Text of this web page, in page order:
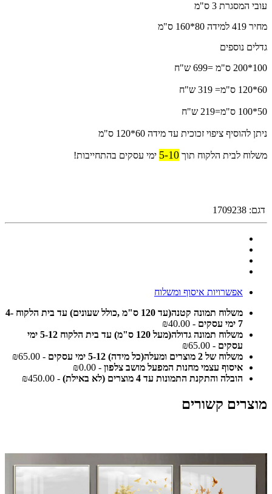
עובי המסגרת 3 ס"מ
מחיר 419 למידה 80*160 ס"מ
גדלים נוספים
100*200 ס"מ =699 ש"ח
60*120 ס"מ= 319 ש"ח
50*100 ס"מ=219 ש"ח
ניתן להוסיף ציפוי זכוכית עד מידה 60*120 ס"מ
משלוח לבית הלקוח תוך 5-10 ימי עסקים בהתחייבות!
דגם: 1709238
אפשרויות איסוף ומשלוח
משלוח תמונה קטנה(עד 120 ס"מ ,כולל שעונים) עד בית הלקוח 4-
7 ימי עסקים
- ₪40.00
משלוח תמונה גדולה(מעל 120 ס"מ) עד בית הלקוח 5-12 ימי
עסקים - ₪65.00
משלוח של 2 מוצרים ומעלה(כל מידה) 5-12 ימי עסקים
- ₪65.00
איסוף עצמי מחנות המפעל מושב צלפון - ₪0.00
הובלה והתקנת התמונות עד 4 מוצרים (לא באילת)
- ₪450.00
מוצרים קשורים